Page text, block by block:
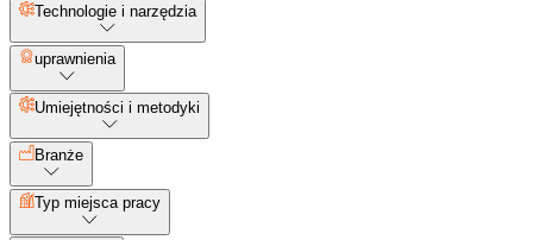
Technologie i narzędzia
uprawnienia
Umiejętności i metodyki
Branże
Typ miejsca pracy